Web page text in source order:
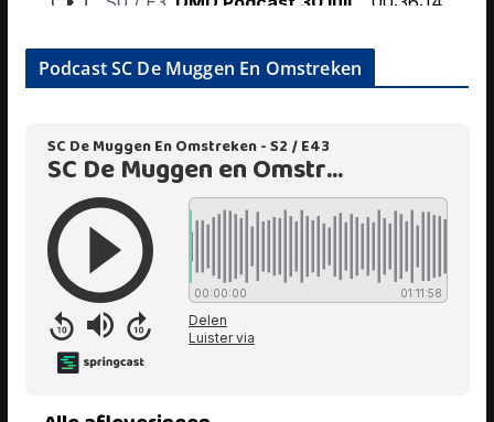
Podcast SC De Muggen En Omstreken